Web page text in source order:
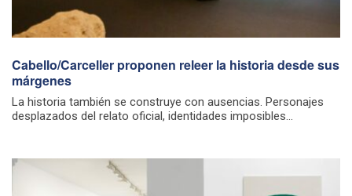
Cabello/Carceller proponen releer la historia desde sus
márgenes
La historia también se construye con ausencias. Personajes
desplazados del relato oficial, identidades imposibles...